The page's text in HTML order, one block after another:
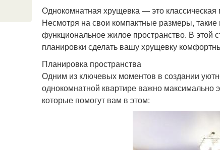
Однокомнатная хрущевка — это классическая
Несмотря на свои компактные размеры,
функциональное жилое пространство. В этой
планировки сделать вашу хрущевку
Планировка пространства
Одним из ключевых моментов в создании
однокомнатной квартире важно максимально
которые помогут вам в этом: